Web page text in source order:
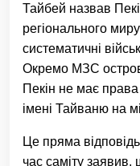
Тайбей назвав
регіонального
систематичні
Окремо МЗС
Пекін не має права
імені Тайваню на
Це пряма
час саміту